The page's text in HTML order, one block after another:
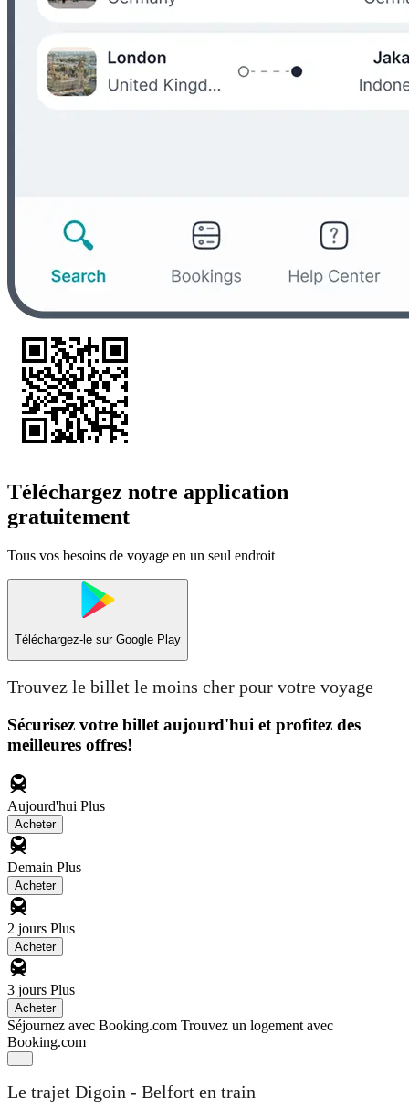
Téléchargez notre application
gratuitement
Tous vos besoins de voyage en un seul endroit
Téléchargez-le sur Google Play
Trouvez le billet le moins cher pour votre voyage
Sécurisez votre billet aujourd'hui et profitez des
meilleures offres!
Aujourd'hui Plus
Acheter
Demain Plus
Acheter
2 jours Plus
Acheter
3 jours Plus
Acheter
Séjournez avec Booking.com Trouvez un logement avec
Booking.com
Le trajet Digoin - Belfort en train